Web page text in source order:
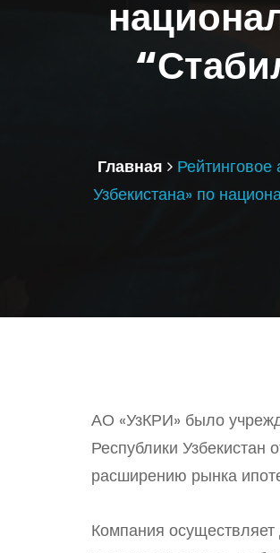
Главная
Узбекистана» по
АО «УзКРИ» было
Республики
расширению рынка
Компания